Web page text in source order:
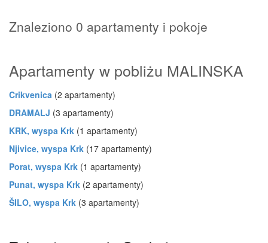
Znaleziono 0 apartamenty i pokoje
Apartamenty w pobliżu MALINSKA
Crikvenica (2 apartamenty)
DRAMALJ (3 apartamenty)
KRK, wyspa Krk (1 apartamenty)
Njivice, wyspa Krk (17 apartamenty)
Porat, wyspa Krk (1 apartamenty)
Punat, wyspa Krk (2 apartamenty)
ŠILO, wyspa Krk (3 apartamenty)